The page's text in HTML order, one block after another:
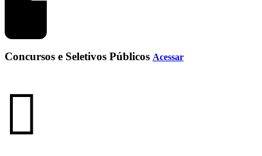
Concursos e Seletivos Públicos Acessar